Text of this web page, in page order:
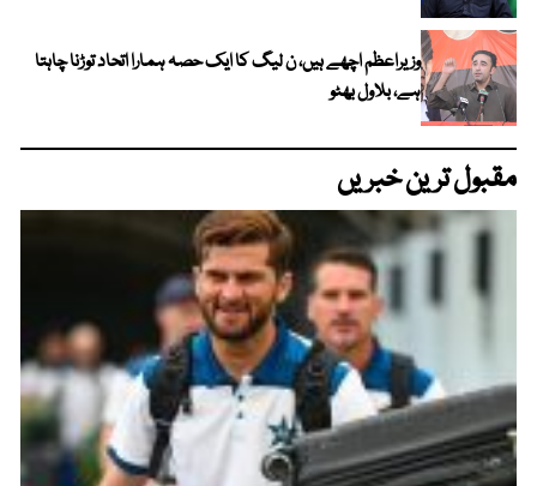
وزیراعظم اچھے ہیں، ن لیگ کا ایک حصہ ہمارا اتحاد توڑنا چاہتا
ہے، بلاول بھٹو
مقبول ترین خبریں